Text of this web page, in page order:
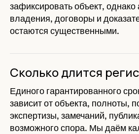
зафиксировать объект, однако
владения, договоры и
остаются существенными.
Сколько длится
Единого гарантированного
зависит от объекта, полноты,
экспертизы, замечаний,
возможного спора. Мы даём